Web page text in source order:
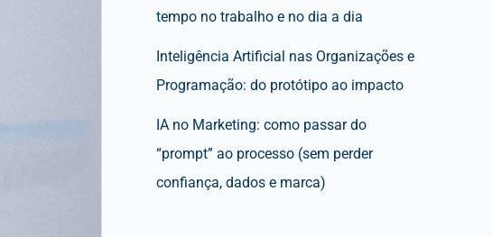
tempo no trabalho e no dia a dia
Inteligência Artificial nas Organizações e
Programação: do protótipo ao impacto
IA no Marketing: como passar do
“prompt” ao processo (sem perder
confiança, dados e marca)